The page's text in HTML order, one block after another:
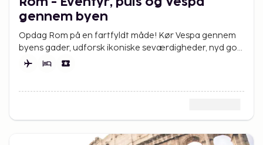
Rom - Eventyr, puls og Vespa
gennem byen
Opdag Rom på en fartfyldt måde! Kør Vespa gennem
byens gader, udforsk ikoniske seværdigheder, nyd god
mad og oplev den ægte italienske livsstil.